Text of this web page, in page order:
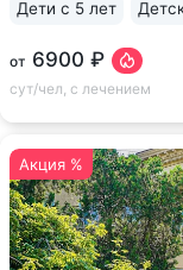
от 6900 ₽
сут/чел, с лечением
Дети с 5 лет
Акция %